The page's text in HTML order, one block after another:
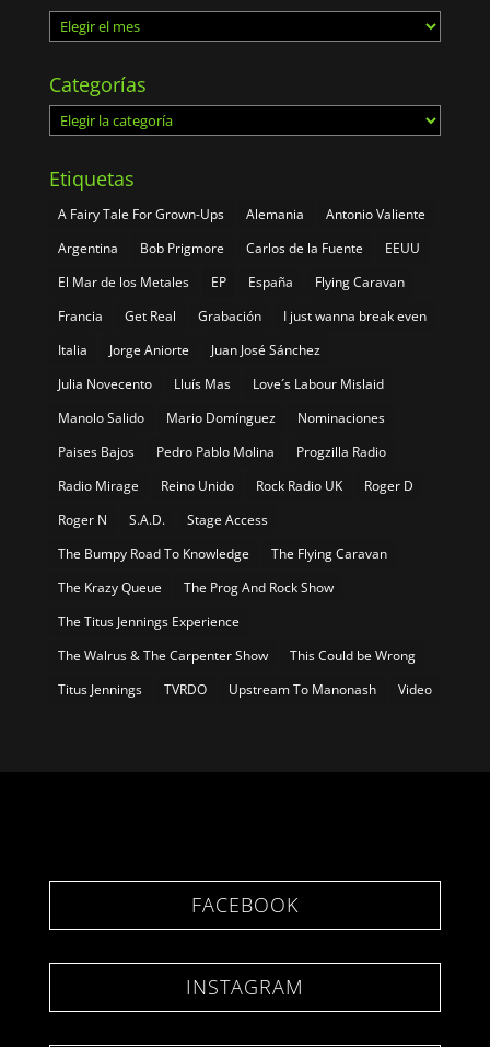
Archivos
Categorías
Categorías
Etiquetas
A Fairy Tale For Grown-Ups Alemania
Antonio Valiente
Argentina
Bob Prigmore Carlos de la Fuente
EEUU
El Mar de los Metales
EP España
Flying Caravan
Francia
Get Real Grabación
I just wanna break even
Italia
Jorge Aniorte
Juan José Sánchez
Julia Novecento
Lluís Mas
Love´s Labour Mislaid
Manolo Salido
Mario Domínguez
Nominaciones
Paises Bajos
Pedro Pablo Molina
Progzilla Radio
Radio Mirage
Reino Unido Rock Radio UK
Roger D
Roger N
S.A.D.
Stage Access
The Bumpy Road To Knowledge
The Flying Caravan
The Krazy Queue
The Prog And Rock Show
The Titus Jennings Experience
The Walrus & The Carpenter Show
This Could be Wrong
Titus Jennings
TVRDO Upstream To Manonash Video
FACEBOOK
INSTAGRAM